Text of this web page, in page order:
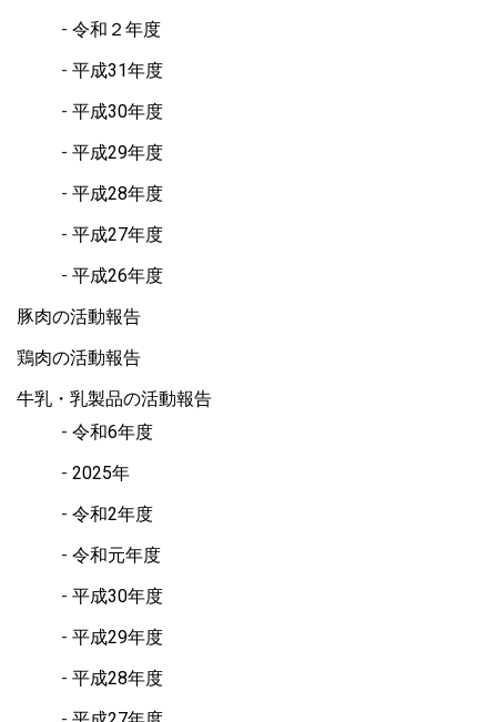
令和２年度
平成31年度
平成30年度
平成29年度
平成28年度
平成27年度
平成26年度
豚肉の活動報告
鶏肉の活動報告
牛乳・乳製品の活動報告
令和6年度
2025年
令和2年度
令和元年度
平成30年度
平成29年度
平成28年度